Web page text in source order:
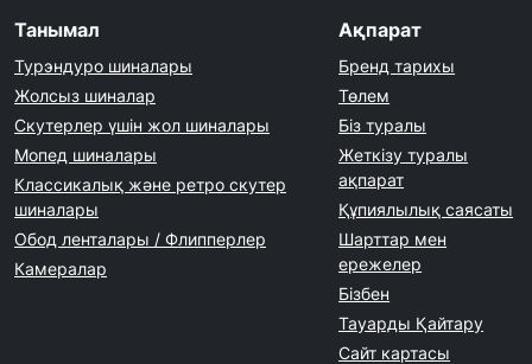
Танымал
Турэндуро шиналары
Жолсыз шиналар
Скутерлер үшін жол шиналары
Мопед шиналары
Классикалық және ретро скутер
шиналары
Обод ленталары / Флипперлер
Камералар
Ақпарат
Бренд тарихы
Төлем
Біз туралы
Жеткізу туралы
ақпарат
Құпиялылық саясаты
Шарттар мен
ережелер
Бізбен
Тауарды Қайтару
Сайт картасы